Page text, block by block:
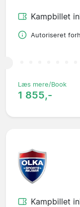
Kampbillet
Autoriseret
Læs mere/Book
1 855,-
Kampbillet